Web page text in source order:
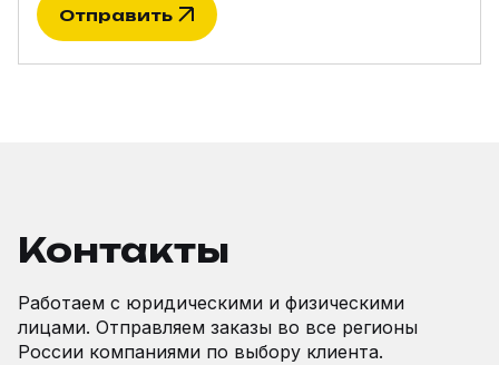
Отправить
Контакты
Работаем с юридическими и физическими
лицами. Отправляем заказы во все регионы
России компаниями по выбору клиента.